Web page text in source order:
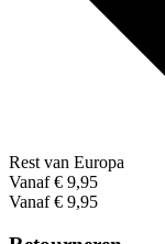
Rest van Europa
Vanaf € 9,95
Vanaf € 9,95